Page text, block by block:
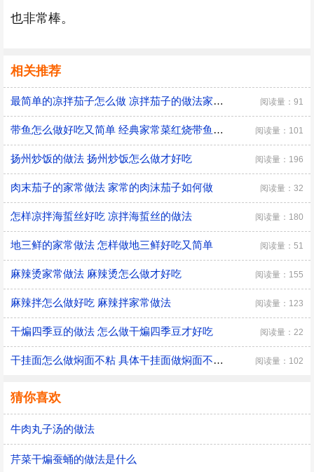
也非常棒。
相关推荐
最简单的凉拌茄子怎么做 凉拌茄子的做法家常窍门 阅读量：91
带鱼怎么做好吃又简单 经典家常菜红烧带鱼的做法 阅读量：101
扬州炒饭的做法 扬州炒饭怎么做才好吃 阅读量：196
肉末茄子的家常做法 家常的肉沫茄子如何做 阅读量：32
怎样凉拌海蜇丝好吃 凉拌海蜇丝的做法 阅读量：180
地三鲜的家常做法 怎样做地三鲜好吃又简单 阅读量：51
麻辣烫家常做法 麻辣烫怎么做才好吃 阅读量：155
麻辣拌怎么做好吃 麻辣拌家常做法 阅读量：123
干煸四季豆的做法 怎么做干煸四季豆才好吃 阅读量：22
干挂面怎么做焖面不粘 具体干挂面做焖面不粘的方法 阅读量：102
猜你喜欢
牛肉丸子汤的做法
芹菜干煸蚕蛹的做法是什么